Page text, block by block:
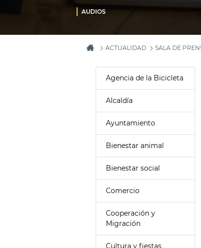
AUDIOS
ACTUALIDAD SALA DE
Agencia de la Bicicleta
Alcaldía
Ayuntamiento
Bienestar animal
Bienestar social
Comercio
Cooperación y
Migración
Cultura y fiestas